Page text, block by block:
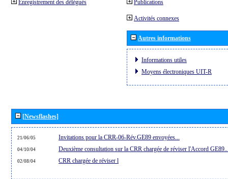
Enregistrement des délégués Publications
Activités connexes
Autres informations
Informations utiles
Moyens électroniques UIT-R
[Newsflashes]
21/06/05 Invitations pour la CRR-06-Rév.GE89 envoyées...
04/10/04 Deuxième consultation sur la CRR chargée de réviser l'Accord
02/08/04 CRR chargée de réviser l